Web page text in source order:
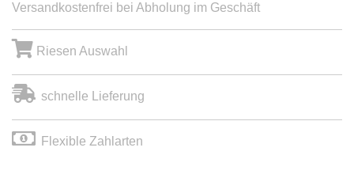
Versandkostenfrei bei Abholung im Geschäft
Riesen Auswahl
schnelle Lieferung
Flexible Zahlarten